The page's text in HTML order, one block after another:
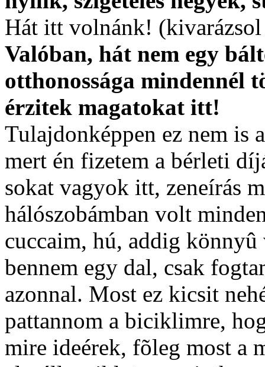
Hát itt volnánk! (kivarázsol
Valóban, hát nem egy
otthonossága mindennél
érzitek magatokat itt!
Tulajdonképpen ez nem is
mert én fizetem a bérleti
sokat vagyok itt, zeneírás
hálószobámban volt
cuccaim, hú, addig
bennem egy dal, csak
azonnal. Most ez kicsit
pattannom a biciklimre,
mire ideérek, fõleg most a